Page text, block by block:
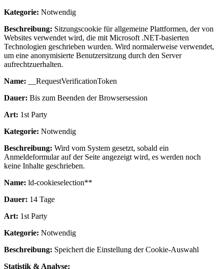
Kategorie: Notwendig
Beschreibung: Sitzungscookie für allgemeine Plattformen, der von
Websites verwendet wird, die mit Microsoft .NET-basierten
Technologien geschrieben wurden. Wird normalerweise verwendet,
um eine anonymisierte Benutzersitzung durch den Server
aufrechtzuerhalten.
Name: __RequestVerificationToken
Dauer: Bis zum Beenden der Browsersession
Art: 1st Party
Kategorie: Notwendig
Beschreibung: Wird vom System gesetzt, sobald ein
Anmeldeformular auf der Seite angezeigt wird, es werden noch
keine Inhalte geschrieben.
Name: ld-cookieselection**
Dauer: 14 Tage
Art: 1st Party
Kategorie: Notwendig
Beschreibung: Speichert die Einstellung der Cookie-Auswahl
Statistik & Analyse: